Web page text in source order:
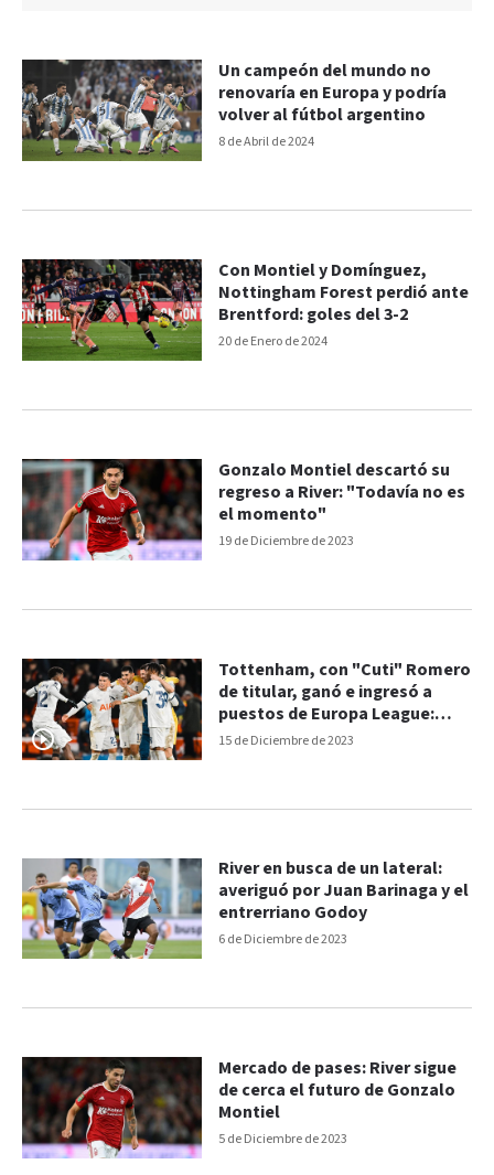
8 de Abril de 2024
Un campeón del mundo no
renovaría en Europa y podría
volver al fútbol argentino
20 de Enero de 2024
Con Montiel y Domínguez,
Nottingham Forest perdió ante
Brentford: goles del 3-2
19 de Diciembre de 2023
Gonzalo Montiel descartó su
regreso a River: "Todavía no es
el momento"
15 de Diciembre de 2023
Tottenham, con "Cuti" Romero
de titular, ganó e ingresó a
puestos de Europa League:
goles del 2-0
6 de Diciembre de 2023
River en busca de un lateral:
averiguó por Juan Barinaga y el
entrerriano Godoy
5 de Diciembre de 2023
Mercado de pases: River sigue
de cerca el futuro de Gonzalo
Montiel